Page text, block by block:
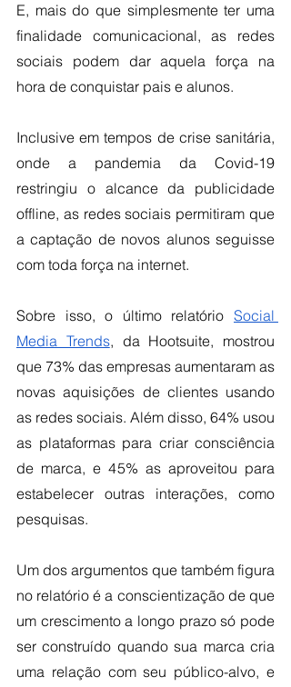
E, mais do que simplesmente ter uma
finalidade comunicacional, as redes
sociais podem dar aquela força na
hora de conquistar pais e alunos.
Inclusive em tempos de crise sanitária,
onde a pandemia da Covid-19
restringiu o alcance da publicidade
offline, as redes sociais permitiram que
a captação de novos alunos seguisse
com toda força na internet.
Sobre isso, o último relatório Social
Media Trends, da Hootsuite, mostrou
que 73% das empresas aumentaram as
novas aquisições de clientes usando
as redes sociais. Além disso, 64% usou
as plataformas para criar consciência
de marca, e 45% as aproveitou para
estabelecer outras interações, como
pesquisas.
Um dos argumentos que também figura
no relatório é a conscientização de que
um crescimento a longo prazo só pode
ser construído quando sua marca cria
uma relação com seu público-alvo, e